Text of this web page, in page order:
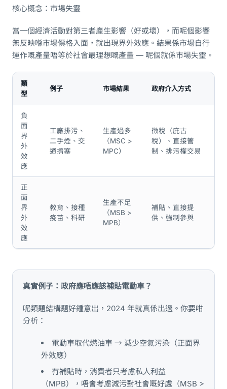
核心概念：市場失靈
當一個經濟活動對第三者產生影響（好或壞），而呢個影響
無反映喺市場價格入面，就出現界外效應。結果係市場自行
運作嘅產量唔等於社會最理想嘅產量 — 呢個就係市場失靈。
類
型
例子 市場結果 政府介入方式
負
面
界
外
效
應
工廠排污、
二手煙、交
通擠塞
生產過多
（MSC >
MPC）
徵稅（庇古
稅）、直接管
制、排污權交易
正
面
界
外
效
應
教育、接種
疫苗、科研
生產不足
（MSB >
MPB）
補貼、直接提
供、強制參與
真實例子：政府應唔應該補貼電動車？
呢類題結構題好鍾意出，2024 年就真係出過。你要咁
分析：
電動車取代燃油車 → 減少空氣污染（正面界
外效應）
冇補貼時，消費者只考慮私人利益
（MPB），唔會考慮減污對社會嘅好處（MSB >